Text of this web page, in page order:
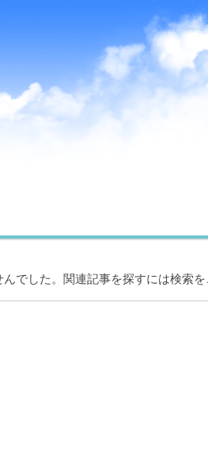
でした。関連記事を探すには検索を